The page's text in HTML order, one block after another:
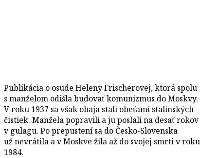
Publikácia o osude Heleny Frischerovej, ktorá spolu
s manželom odišla budovať komunizmus do Moskvy.
V roku 1937 sa však obaja stali obeťami stalinských
čistiek. Manžela popravili a ju poslali na desať rokov
v gulagu. Po prepustení sa do Česko-Slovenska
už nevrátila a v Moskve žila až do svojej smrti v roku
1984.